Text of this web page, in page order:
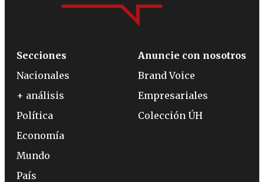
Secciones
Nacionales
+ análisis
Política
Economía
Mundo
País
Anuncie con nosotros
Brand Voice
Empresariales
Colección ÚH